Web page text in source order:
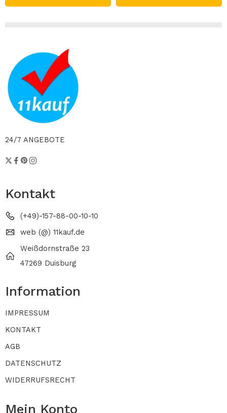
24/7 ANGEBOTE
Kontakt
(+49)-157-88-00-10-10
web (@) 11kauf.de
Weißdornstraße 23
47269 Duisburg
Information
IMPRESSUM
KONTAKT
AGB
DATENSCHUTZ
WIDERRUFSRECHT
Mein Konto